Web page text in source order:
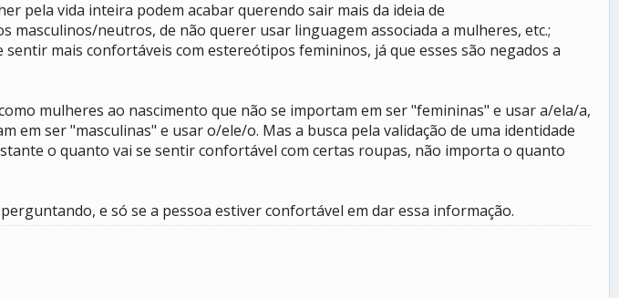
pela vida inteira podem acabar querendo sair mais da ideia de
neutros, de não querer usar linguagem associada a mulheres, etc.;
mais confortáveis com estereótipos femininos, já que esses são negados a
mulheres ao nascimento que não se importam em ser "femininas" e usar a/ela/a,
ser "masculinas" e usar o/ele/o. Mas a busca pela validação de uma identidade
o quanto vai se sentir confortável com certas roupas, não importa o quanto
e só se a pessoa estiver confortável em dar essa informação.